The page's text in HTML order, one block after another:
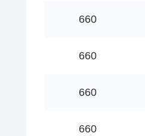
660
660
660
660